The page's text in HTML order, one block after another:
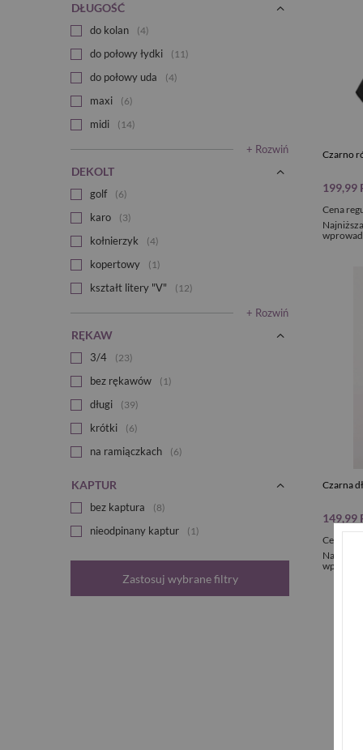
DŁUGOŚĆ
do kolan 4
do połowy łydki 11
do połowy uda 4
maxi 6
midi 14
+ Rozwiń
DEKOLT
golf 6
karo 3
kołnierzyk 4
kopertowy 1
kształt litery "V" 12
+ Rozwiń
RĘKAW
3/4 23
bez rękawów 1
długi 39
krótki 6
na ramiączkach 6
KAPTUR
bez kaptura 8
nieodpinany kaptur 1
Zastosuj wybrane filtry
Czarno
Cena
199,99
Czarna
Cena
149,99